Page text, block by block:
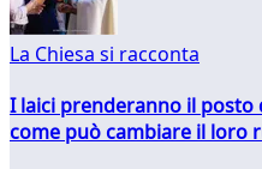
La Chiesa si racconta
I laici prenderanno il posto
come può cambiare il loro